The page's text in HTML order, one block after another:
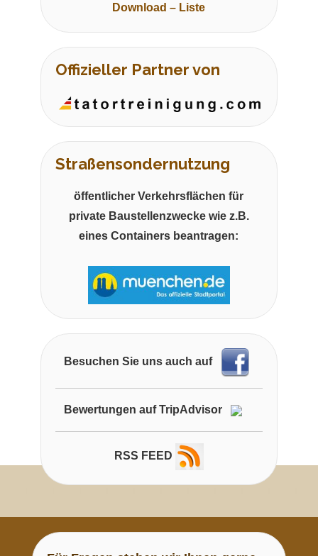
Download – Liste
Offizieller Partner von
Straßensondernutzung
öffentlicher Verkehrsflächen für
private Baustellenzwecke wie z.B.
eines Containers beantragen:
Besuchen Sie uns auch auf
Bewertungen auf TripAdvisor
RSS FEED